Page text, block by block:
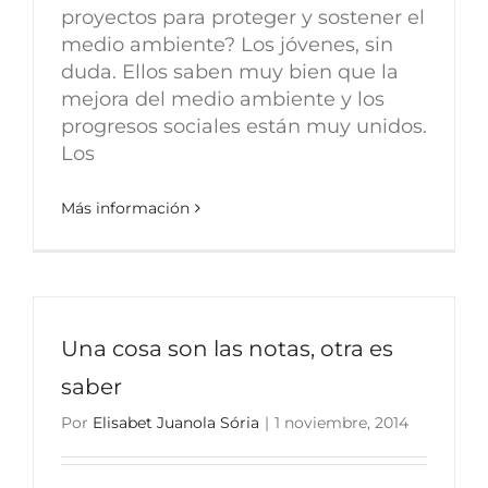
proyectos para proteger y sostener el
medio ambiente? Los jóvenes, sin
duda. Ellos saben muy bien que la
mejora del medio ambiente y los
progresos sociales están muy unidos.
Los
Más información
Una cosa son las notas, otra es
saber
Por Elisabet Juanola Sória | 1 noviembre, 2014